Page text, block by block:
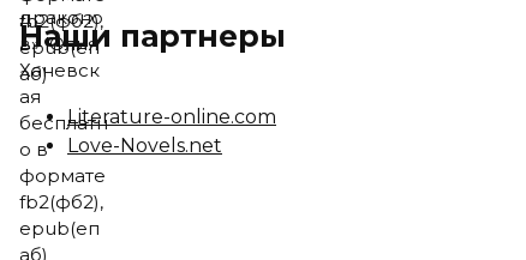
Наши партнеры
Literature-online.com
Love-Novels.net